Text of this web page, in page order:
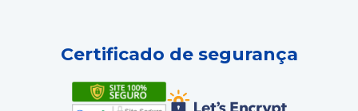
Certificado de segurança